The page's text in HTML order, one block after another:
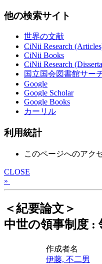
他の検索サイト
世界の文献
CiNii Research
CiNii Books
CiNii Research
国立国会図書館サー
Google
Google Scholar
Google Books
カーリル
利用統計
このページへのアク
CLOSE
»
＜紀要論文＞
中世の領事制度 :
作成者名
伊藤, 不二男